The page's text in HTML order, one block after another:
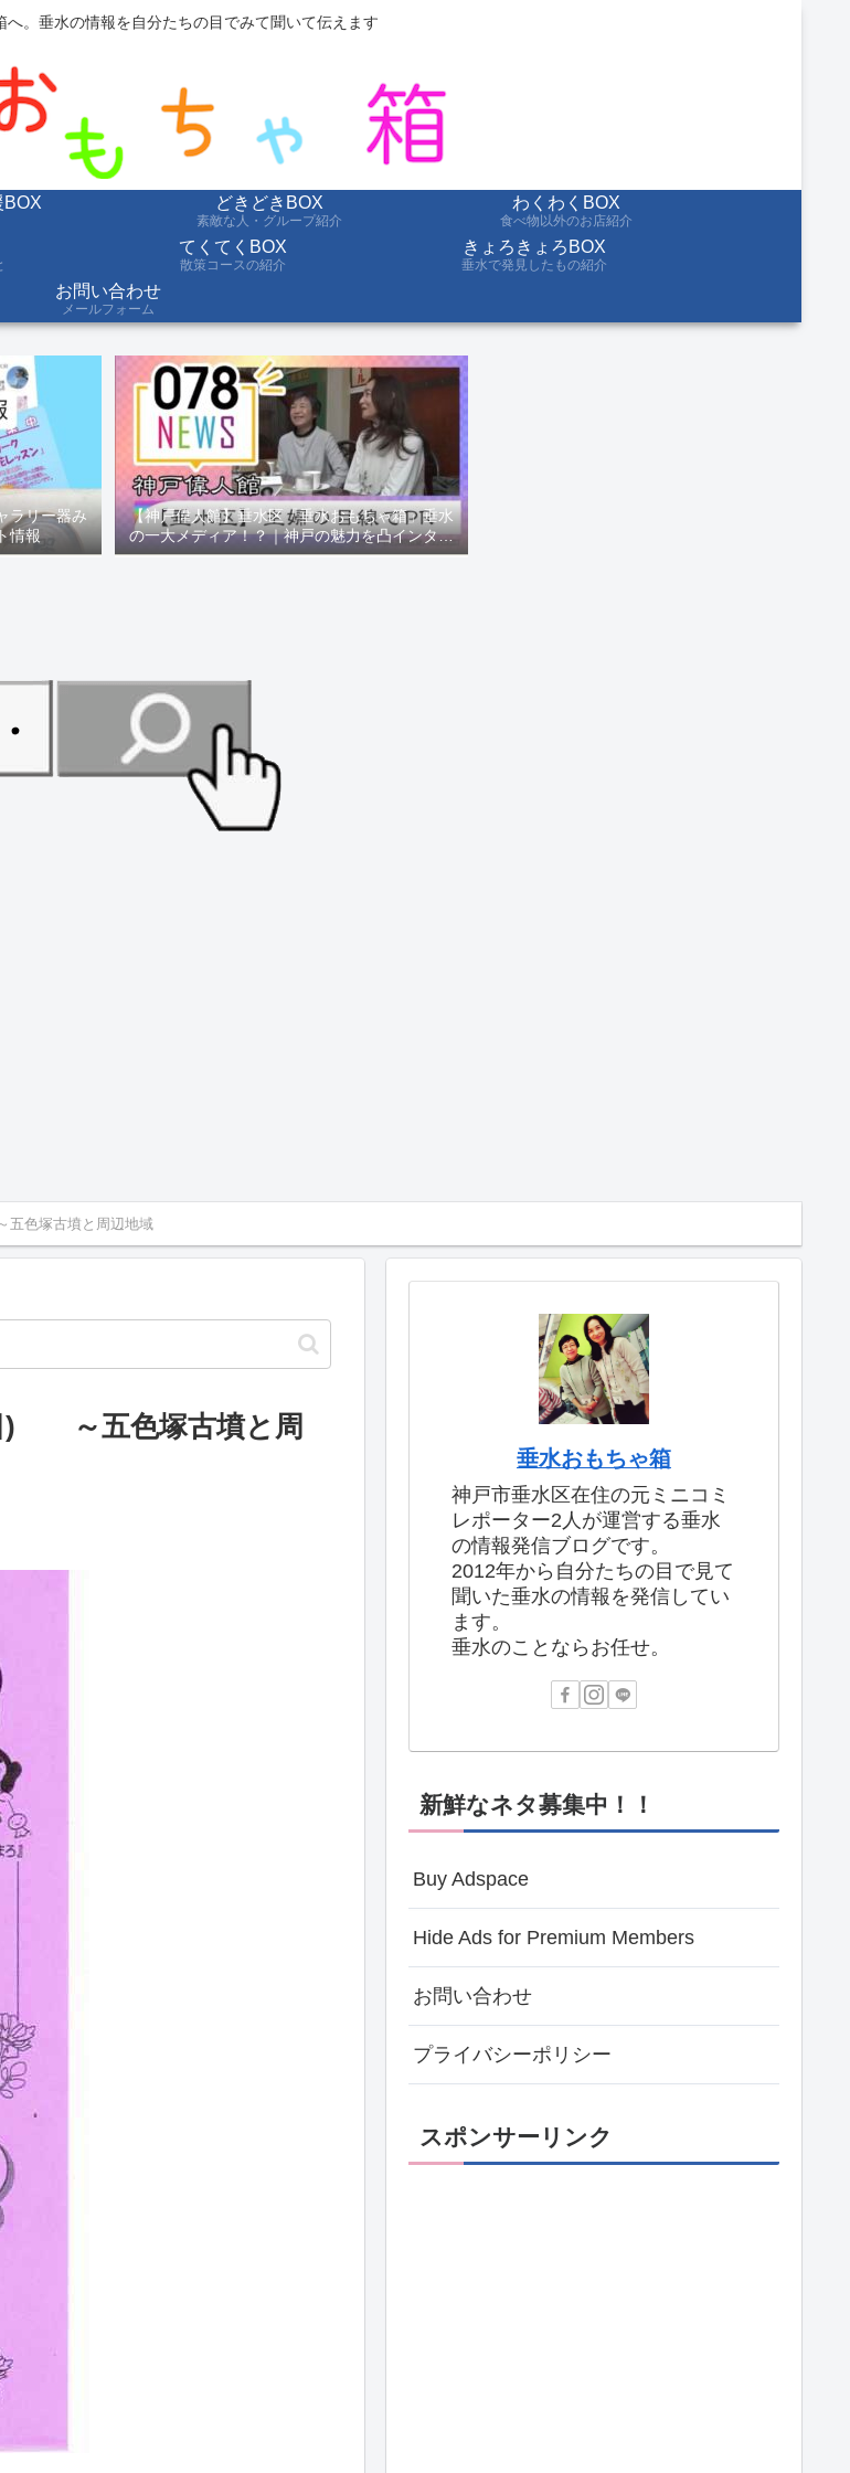
へ。垂水の情報を自分たちの目でみて聞いて伝えます
BOX
どきどきBOX
素敵な人・グループ紹介
わくわくBOX
食べ物以外のお店紹介
てくてくBOX
散策コースの紹介
きょろきょろBOX
垂水で発見したもの紹介
お問い合わせ
メールフォーム
ラリー器み
情報
【神戸偉人館】垂水区「垂水おもちゃ箱」垂水
の一大メディア！？｜神戸の魅力を凸インタビ
ュー！！【078NEWS( 078ニュース)】
色塚古墳と周辺地域
) ～五色塚古墳と周
垂水おもちゃ箱
神戸市垂水区在住の元ミニコミ
レポーター2人が運営する垂水
の情報発信ブログです。
2012年から自分たちの目で見て
聞いた垂水の情報を発信してい
ます。
垂水のことならお任せ。
新鮮なネタ募集中！！
Buy Adspace
Hide Ads for Premium Members
お問い合わせ
プライバシーポリシー
スポンサーリンク